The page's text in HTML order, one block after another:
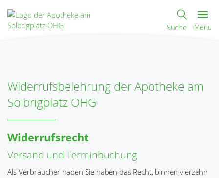
Suche Menü
Widerrufsbelehrung der Apotheke am
Solbrigplatz OHG
Widerrufsrecht
Versand und Terminbuchung
Als Verbraucher haben Sie haben das Recht, binnen vierzehn